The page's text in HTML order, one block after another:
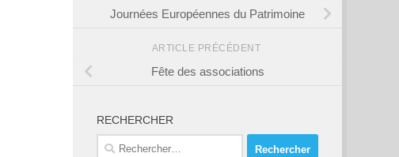
Journées Européennes du Patrimoine
ARTICLE PRÉCÉDENT
Fête des associations
RECHERCHER
Rechercher :